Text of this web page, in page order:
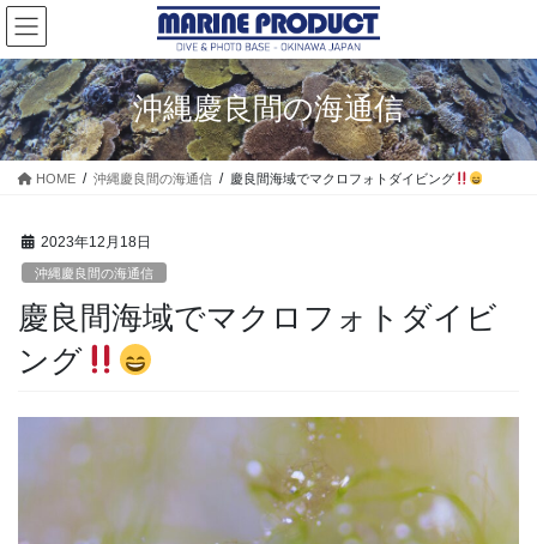
コ
ン
テ
ン
ツ
に
移
ナ
ビ
ゲ
ー
シ
ョ
ン
沖縄慶良間の海通信
HOME 沖縄慶良間の海通信 慶良間海域でマクロフォトダイビング
2023年12月18日
沖縄慶良間の海通信
慶良間海域でマクロフォトダイビ
ング